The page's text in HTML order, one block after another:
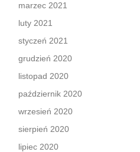
marzec 2021
luty 2021
styczeń 2021
grudzień 2020
listopad 2020
październik 2020
wrzesień 2020
sierpień 2020
lipiec 2020